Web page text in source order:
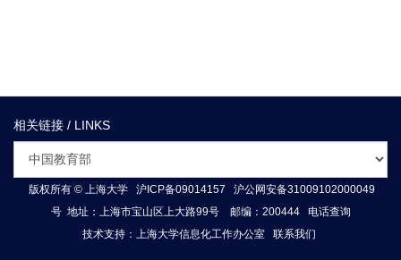
相关链接 / LINKS
版权所有 © 上海大学 沪ICP备09014157
沪公网安备31009102000049
号地址：上海市宝山区上大路99号 邮编：200444 电话查询
技术支持： 上海大学信息化工作办公室 联系我们